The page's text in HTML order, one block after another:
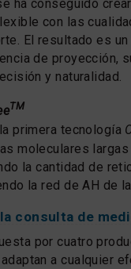
ha conseguido crear
con las
El resultado es
de proyección,
y naturalidad.
TM
primera tecnología
moleculares
la cantidad de
la red de AH de
consulta de
por cuatro
a cualquier